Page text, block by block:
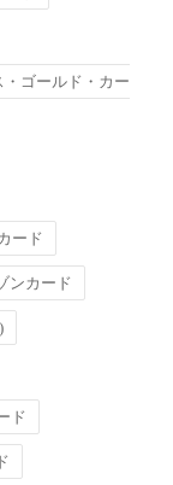
ゴールド・カー
ード
ンカード
ド